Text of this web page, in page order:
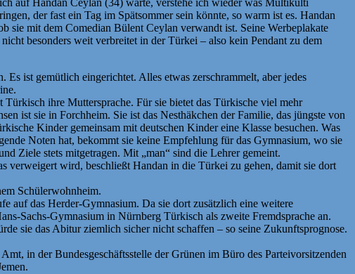
auf Handan Ceylan (34) warte, verstehe ich wieder was Multikulti
der fast ein Tag im Spätsommer sein könnte, so warm ist es. Handan
sie mit dem Comedian Bülent Ceylan verwandt ist. Seine Werbeplakate
besonders weit verbreitet in der Türkei – also kein Pendant zu dem
ist gemütlich eingerichtet. Alles etwas zerschrammelt, aber jedes
ihre Muttersprache. Für sie bietet das Türkische viel mehr
ist sie in Forchheim. Sie ist das Nesthäkchen der Familie, das jüngste von
Kinder gemeinsam mit deutschen Kinder eine Klasse besuchen. Was
Noten hat, bekommt sie keine Empfehlung für das Gymnasium, wo sie
Ziele stets mitgetragen. Mit „man“ sind die Lehrer gemeint.
verweigert wird, beschließt Handan in die Türkei zu gehen, damit sie dort
Schülerwohnheim.
auf das Herder-Gymnasium. Da sie dort zusätzlich eine weitere
Sachs-Gymnasium in Nürnberg Türkisch als zweite Fremdsprache an.
sie das Abitur ziemlich sicher nicht schaffen – so seine Zukunftsprognose.
in der Bundesgeschäftsstelle der Grünen im Büro des Parteivorsitzenden